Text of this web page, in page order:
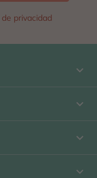
privacidad
keyboard_arrow_down


